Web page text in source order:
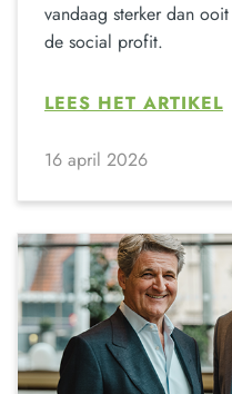
vandaag sterker dan
de social profit.
LEES HET ARTIKEL
16 april 2026